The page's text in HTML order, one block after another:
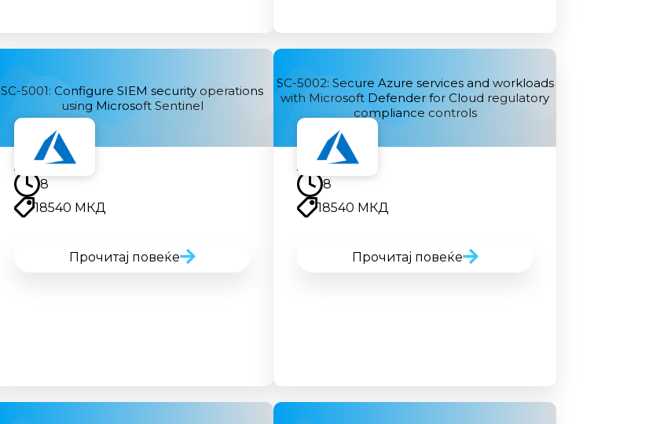
SC-5001: Configure SIEM security operations
using Microsoft Sentinel
Наскоро
8
18540 МКД
Прочитај повеќе
SC-5002: Secure Azure services and workloads
with Microsoft Defender for Cloud regulatory
compliance controls
Наскоро
8
18540 МКД
Прочитај повеќе